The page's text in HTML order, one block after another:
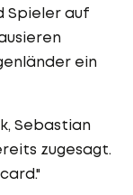
Spieler auf
ein
Sebastian
zugesagt.